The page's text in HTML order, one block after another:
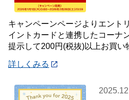
キャンペーンページよりエント
イントカードと連携したコーナ
提示して200円(税抜)以上お買い
詳しくみる